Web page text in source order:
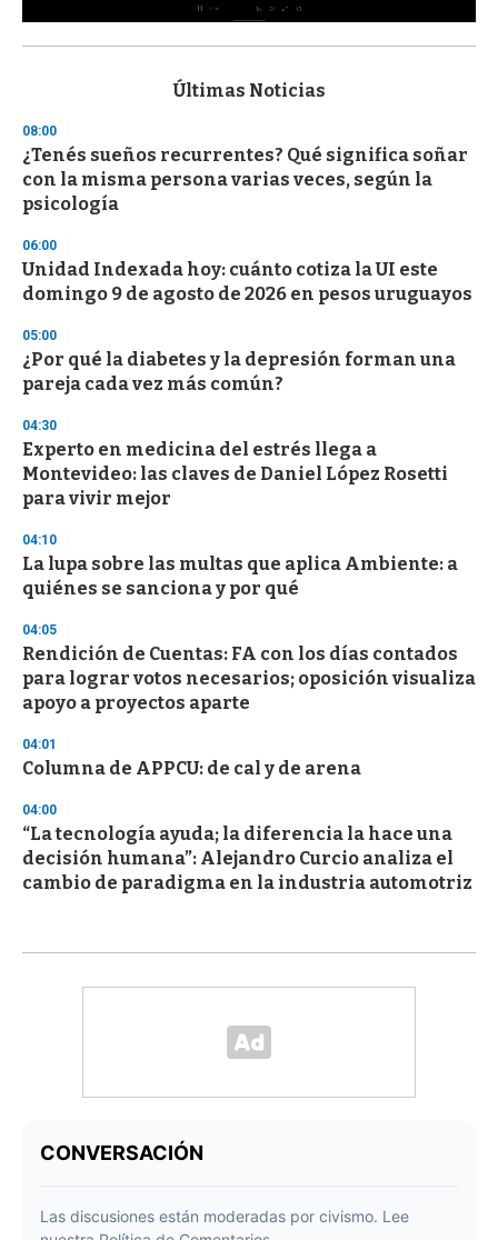
s
d
s
o
f
3
s
e
c
o
d
Últimas Noticias
08:00
¿Tenés sueños recurrentes? Qué significa soñar
con la misma persona varias veces, según la
psicología
06:00
Unidad Indexada hoy: cuánto cotiza la UI este
domingo 9 de agosto de 2026 en pesos uruguayos
05:00
¿Por qué la diabetes y la depresión forman una
pareja cada vez más común?
04:30
Experto en medicina del estrés llega a
Montevideo: las claves de Daniel López Rosetti
para vivir mejor
04:10
La lupa sobre las multas que aplica Ambiente: a
quiénes se sanciona y por qué
04:05
Rendición de Cuentas: FA con los días contados
para lograr votos necesarios; oposición visualiza
apoyo a proyectos aparte
04:01
Columna de APPCU: de cal y de arena
04:00
“La tecnología ayuda; la diferencia la hace una
decisión humana”: Alejandro Curcio analiza el
cambio de paradigma en la industria automotriz